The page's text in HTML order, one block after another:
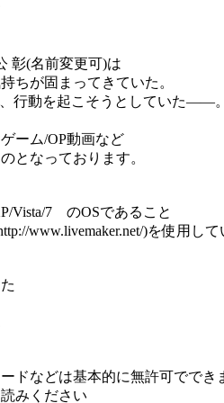
彰(名前変更可)は
ちが固まってきていた。
行動を起こそうとしていた――。
ーム/OP動画など
となっております。
Vista/7 のOSであること
www.livemaker.net/)を使用して
ドなどは基本的に無許可ででき
みください